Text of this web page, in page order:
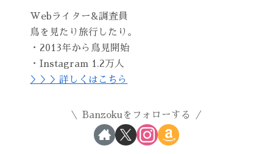
Webライター&調査員
鳥を見たり旅行したり。
・2013年から鳥見開始
・Instagram 1.2万人
＞＞＞詳しくはこちら
Banzokuをフォローする